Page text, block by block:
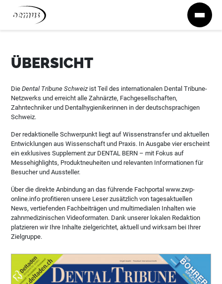
Zum Inhalt springen
ÜBERSICHT
DieDental Tribune Schweiz ist Teil des internationalen Dental Tribune-
Netzwerks und erreicht alle Zahnärzte, Fachgesellschaften,
Zahntechniker und Dentalhygienikerinnen in der deutschsprachigen
Schweiz.
Der redaktionelle Schwerpunkt liegt auf Wissenstransfer und aktuellen
Entwicklungen aus Wissenschaft und Praxis. In Ausgabe vier erscheint
ein exklusives Supplement zur DENTAL BERN – mit Fokus auf
Messehighlights, Produktneuheiten und relevanten Informationen für
Besucher und Aussteller.
Über die direkte Anbindung an das führende Fachportal www.zwp-
online.info profitieren unsere Leser zusätzlich von tagesaktuellen
News, vertiefenden Fachbeiträgen und multimedialen Inhalten wie
zahnmedizinischen Videoformaten. Dank unserer lokalen Redaktion
platzieren wir Ihre Inhalte zielgerichtet, aktuell und wirksam bei Ihrer
Zielgruppe.